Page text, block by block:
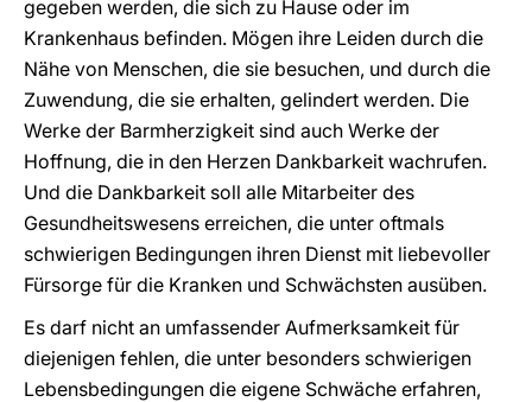
gegeben werden, die sich zu Hause oder im
Krankenhaus befinden. Mögen ihre Leiden durch die
Nähe von Menschen, die sie besuchen, und durch die
Zuwendung, die sie erhalten, gelindert werden. Die
Werke der Barmherzigkeit sind auch Werke der
Hoffnung, die in den Herzen Dankbarkeit wachrufen.
Und die Dankbarkeit soll alle Mitarbeiter des
Gesundheitswesens erreichen, die unter oftmals
schwierigen Bedingungen ihren Dienst mit liebevoller
Fürsorge für die Kranken und Schwächsten ausüben.
Es darf nicht an umfassender Aufmerksamkeit für
diejenigen fehlen, die unter besonders schwierigen
Lebensbedingungen die eigene Schwäche erfahren,